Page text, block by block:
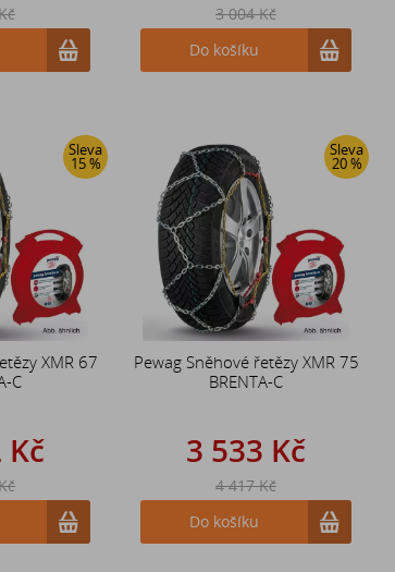
3 004 Kč
Do košíku
Sleva
15 %
XMR 67
C
Kč
Sleva
20 %
Pewag Sněhové řetězy XMR 75
BRENTA-C
3 533 Kč
4 417 Kč
Do košíku